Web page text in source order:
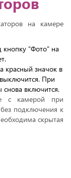
на камере
“Фото” на
красный значок в
При
включится.
с камерой при
подключения к
скрытая